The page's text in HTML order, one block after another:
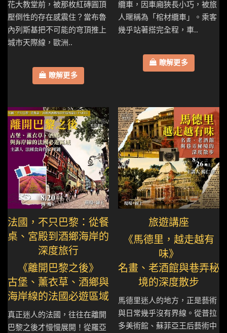
花大教堂前，被那枚紅磚圓頂
壓倒性的存在感震住？當布魯
內列斯基把不可能的穹頂推上
城市天際線，歐洲..
瞭解更多
纜車，因車廂狹長小巧，被旅
人暱稱為「棺材纜車」。乘客
幾乎站著搭完全程，車..
瞭解更多
法國，不只巴黎：從餐
桌、宮殿到酒鄉海岸的
深度旅行
《離開巴黎之後》
古堡、薰衣草、酒鄉與
海岸線的法國必遊區域
真正迷人的法國，往往在離開
巴黎之後才慢慢展開！從羅亞
旅遊講座
《馬德里，越走越有
味》
名畫、老酒館與巷弄秘
境的深度散步
馬德里迷人的地方，正是藝術
與日常幾乎沒有界線。從普拉
多美術館、蘇菲亞王后藝術中